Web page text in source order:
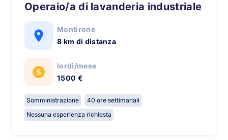
Operaio/a di lavanderia industriale
Montirone
8 km di distanza
lordi/mese
1500 €
Somministrazione
40 ore settimanali
Nessuna esperienza richiesta